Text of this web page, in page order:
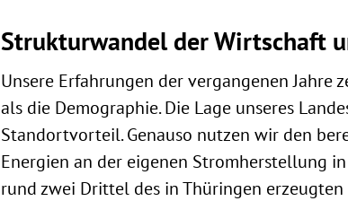
Strukturwandel der Wirtschaft
Unsere Erfahrungen der vergangenen Jahre
als die Demographie. Die Lage unseres
Standortvorteil. Genauso nutzen wir den
Energien an der eigenen Stromherstellung
rund zwei Drittel des in Thüringen erzeugten